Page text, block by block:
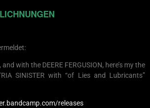
with the DEERE FERGUSION, here’s my the
SINISTER with “of Lies and Lubricants”
releases